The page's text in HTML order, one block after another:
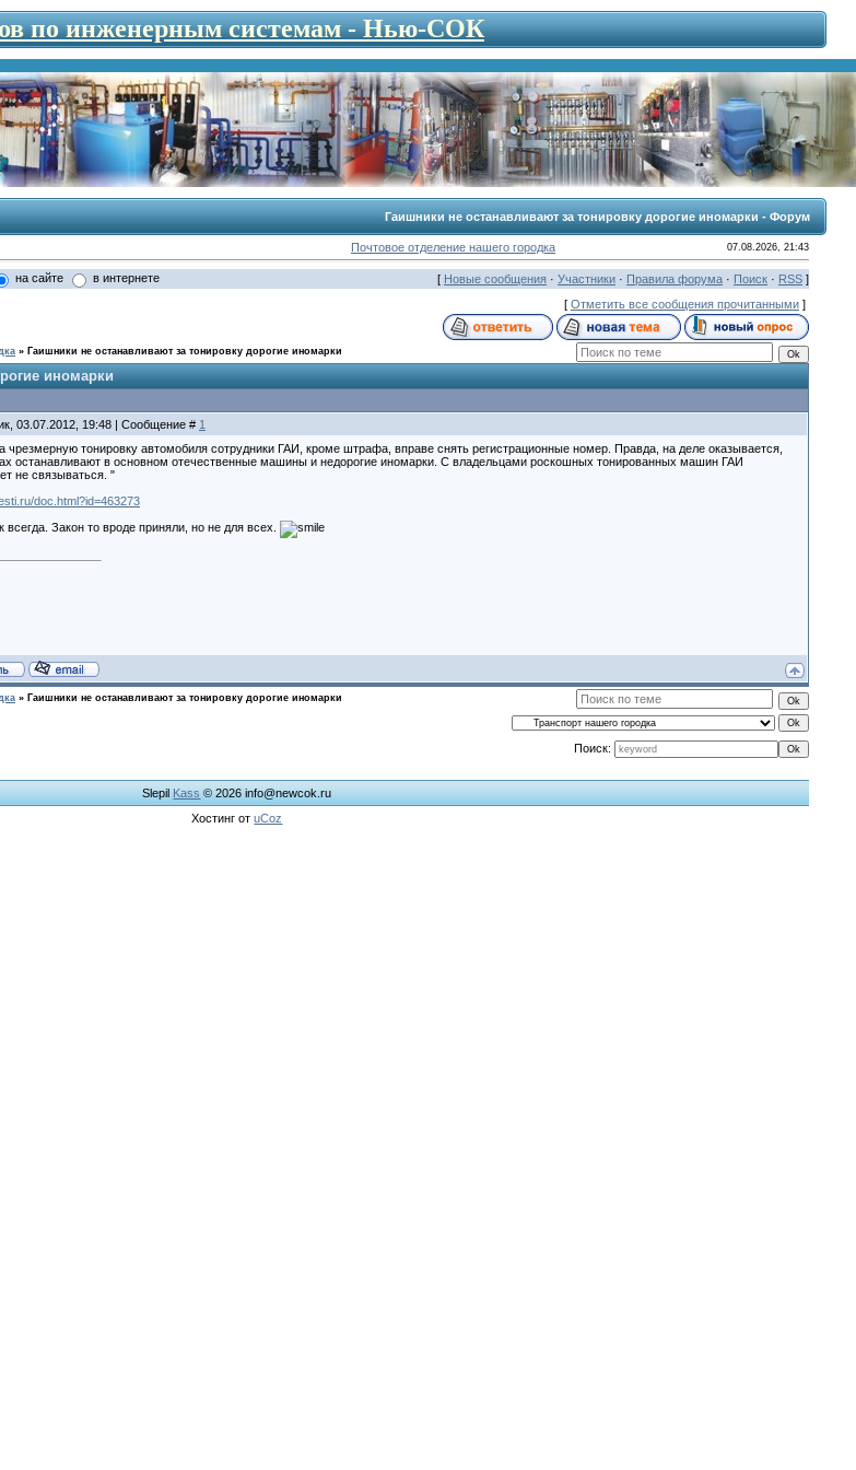
по инженерным системам - Нью-СОК
Гаишники не останавливают за тонировку дорогие иномарки - Форум
Почтовое отделение нашего городка 07.08.2026, 21:43
на сайте в интернете [ Новые сообщения· Участники· Правила форума· Поиск· RSS]
[ Отметить все сообщения прочитанными]
» Гаишники не останавливают за тонировку дорогие иномарки
иномарки
03.07.2012, 19:48 | Сообщение # 1
чрезмерную тонировку автомобиля сотрудники ГАИ, кроме штрафа, вправе снять регистрационные номер. Правда, на деле оказывается,
останавливают в основном отечественные машины и недорогие иномарки. С владельцами роскошных тонированных машин ГАИ
не связываться. "
doc.html?id=463273
всегда. Закон то вроде приняли, но не для всех.
» Гаишники не останавливают за тонировку дорогие иномарки
Поиск:
SlepilKass © 2026 info@newcok.ru
Хостинг отuCoz